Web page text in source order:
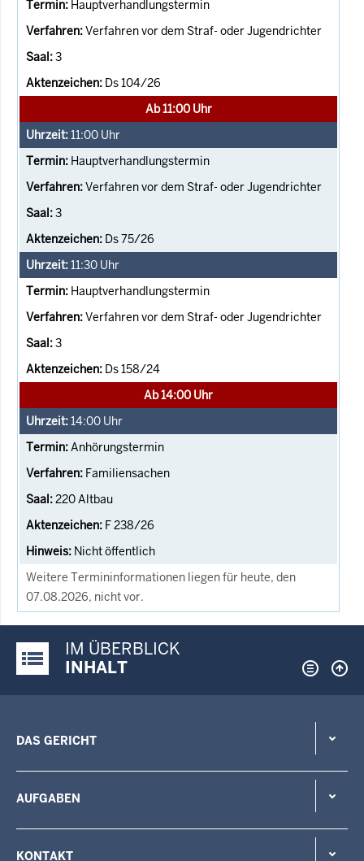
Hauptverhandlungstermin
Verfahren vor dem Straf- oder Jugendrichter
3
Ds 104/26
Ab 11:00 Uhr
11:00 Uhr
Hauptverhandlungstermin
Verfahren vor dem Straf- oder Jugendrichter
3
Ds 75/26
11:30 Uhr
Hauptverhandlungstermin
Verfahren vor dem Straf- oder Jugendrichter
3
Ds 158/24
Ab 14:00 Uhr
14:00 Uhr
Anhörungstermin
Familiensachen
220 Altbau
F 238/26
Nicht öffentlich
Weitere Termininformationen liegen für heute, den
07.08.2026, nicht vor.
Justiz-Portal im Überblick:
IM ÜBERBLICK
INHALT
DAS GERICHT
AUFGABEN
KONTAKT